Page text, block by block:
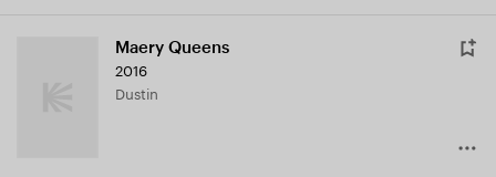
Maery Queens
2016
Dustin